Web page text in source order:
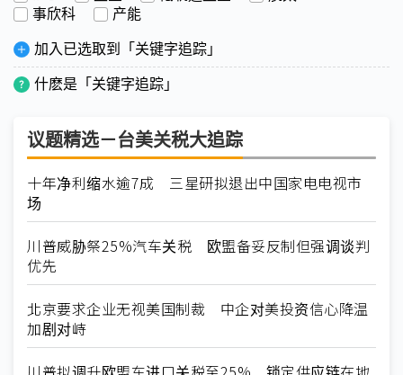
事欣科
产能
加入已选取到「关键字追踪」
什麽是「关键字追踪」
议题精选－台美关税大追踪
十年净利缩水逾7成 三星研拟退出中国家电电视市
场
川普威胁祭25%汽车关税 欧盟备妥反制但强调谈判
优先
北京要求企业无视美国制裁 中企对美投资信心降温
加剧对峙